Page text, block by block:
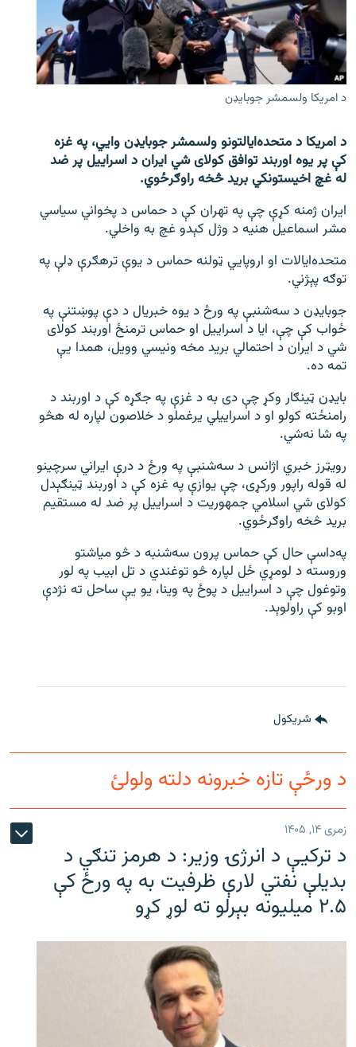
اړیکه
دري پاڼه
Azadi English
د ازادې اروپا/ ازادي راډيو ټولې پاڼې
د امريکا ولسمشر جوبايډن
د امریکا د متحده‌ایالتونو ولسمشر جوبایډن وایي، په غزه
کې پر یوه اوربند توافق کولای شي ایران د اسراییل پر ضد
له غچ اخیستونکي برید څخه راوګرځوي.
ایران ژمنه کړې چې په تهران کې د حماس د پخواني سیاسي
مشر اسماعیل هنیه د وژل کېدو غچ به واخلي.
متحده‌ایالات او اروپایي ټولنه حماس د یوې ترهګرې ډلې په
توګه پېژني.
جوبایډن د سه‌شنبې په ورځ د یوه خبریال د دې پوښتنې په
ځواب کې چې، ایا د اسراییل او حماس ترمنځ اوربند کولای
شي د ایران د احتمالي برید مخه ونیسي وویل، همدا یې
تمه ده.
بایډن ټینګار وکړ چې دی به د غزې په جګړه کې د اوربند د
رامنځته کولو او د اسراییلي یرغملو د خلاصون لپاره له هڅو
په شا نه‌شي.
رویټرز خبري اژانس د سه‌شنبې په ورځ د درې ایراني سرچینو
له قوله راپور ورکړی، چې یوازې په غزه کې د اوربند ټینګېدل
کولای شي اسلامي جمهوریت د اسراییل پر ضد له مستقیم
برید څخه راوګرځوي.
په‌داسې حال کې حماس پرون سه‌شنبه د څو میاشتو
وروسته د لومړي ځل لپاره څو توغندي د تل ابیب په لور
وتوغول چې د اسراییل د پوځ په وینا، یو یې ساحل ته نژدې
اوبو کې راولوېد.
شريکول
د ورځې تازه خبرونه دلته ولولئ
زمری ۱۴, ۱۴۰۵
د ترکیې د انرژۍ وزیر: د هرمز تنګي د
بدیلې نفتي لارې ظرفیت به په ورځ کې
۲.۵ میلیونه بېرلو ته لوړ کړو